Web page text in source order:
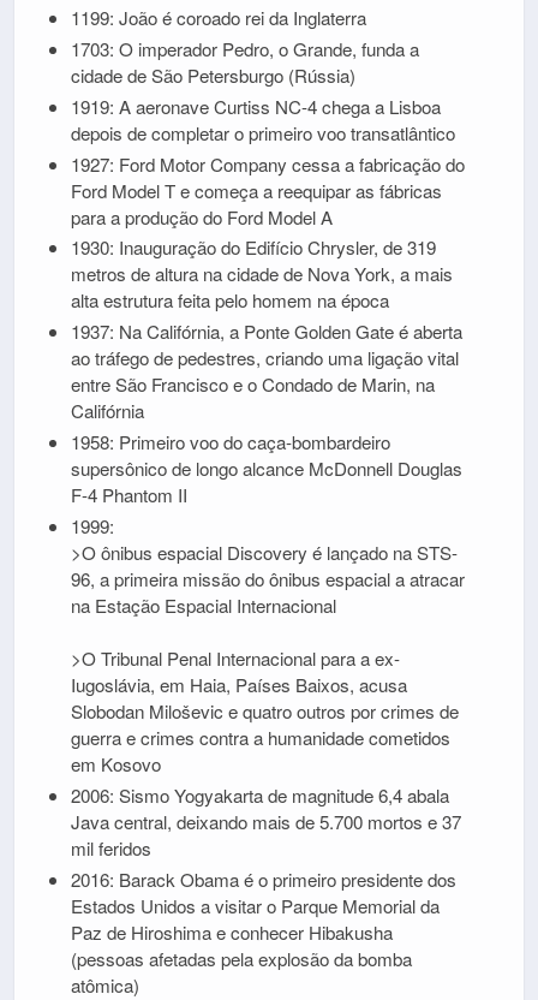
1199: João é coroado rei da Inglaterra
1703: O imperador Pedro, o Grande, funda a
cidade de São Petersburgo (Rússia)
1919: A aeronave Curtiss NC-4 chega a Lisboa
depois de completar o primeiro voo transatlântico
1927: Ford Motor Company cessa a fabricação do
Ford Model T e começa a reequipar as fábricas
para a produção do Ford Model A
1930: Inauguração do Edifício Chrysler, de 319
metros de altura na cidade de Nova York, a mais
alta estrutura feita pelo homem na época
1937: Na Califórnia, a Ponte Golden Gate é aberta
ao tráfego de pedestres, criando uma ligação vital
entre São Francisco e o Condado de Marin, na
Califórnia
1958: Primeiro voo do caça-bombardeiro
supersônico de longo alcance McDonnell Douglas
F-4 Phantom II
1999:
>O ônibus espacial Discovery é lançado na STS-
96, a primeira missão do ônibus espacial a atracar
na Estação Espacial Internacional
>O Tribunal Penal Internacional para a ex-
Iugoslávia, em Haia, Países Baixos, acusa
Slobodan Miloševic e quatro outros por crimes de
guerra e crimes contra a humanidade cometidos
em Kosovo
2006: Sismo Yogyakarta de magnitude 6,4 abala
Java central, deixando mais de 5.700 mortos e 37
mil feridos
2016: Barack Obama é o primeiro presidente dos
Estados Unidos a visitar o Parque Memorial da
Paz de Hiroshima e conhecer Hibakusha
(pessoas afetadas pela explosão da bomba
atômica)